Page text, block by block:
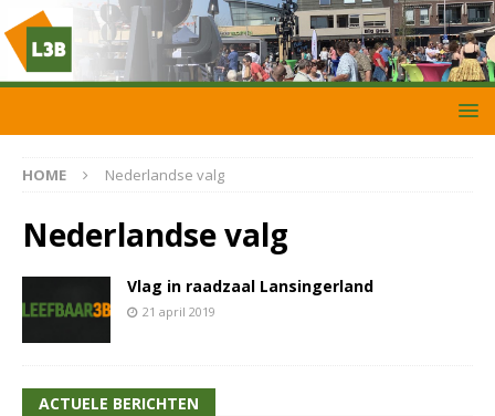
HOME Nederlandse valg
Nederlandse valg
Vlag in raadzaal Lansingerland
21 april 2019
ACTUELE BERICHTEN